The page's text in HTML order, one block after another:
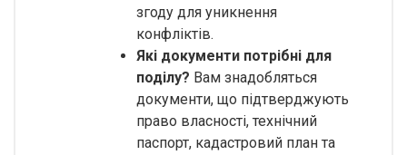
згоду для уникнення
конфліктів.
Які документи потрібні для
поділу? Вам знадобляться
документи, що підтверджують
право власності, технічний
паспорт, кадастровий план та